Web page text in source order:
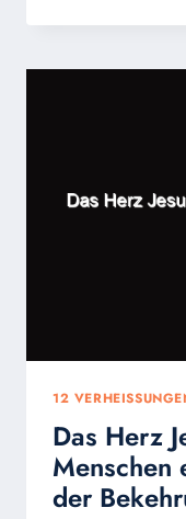
DIE
12
Das Herz
Menschen
der